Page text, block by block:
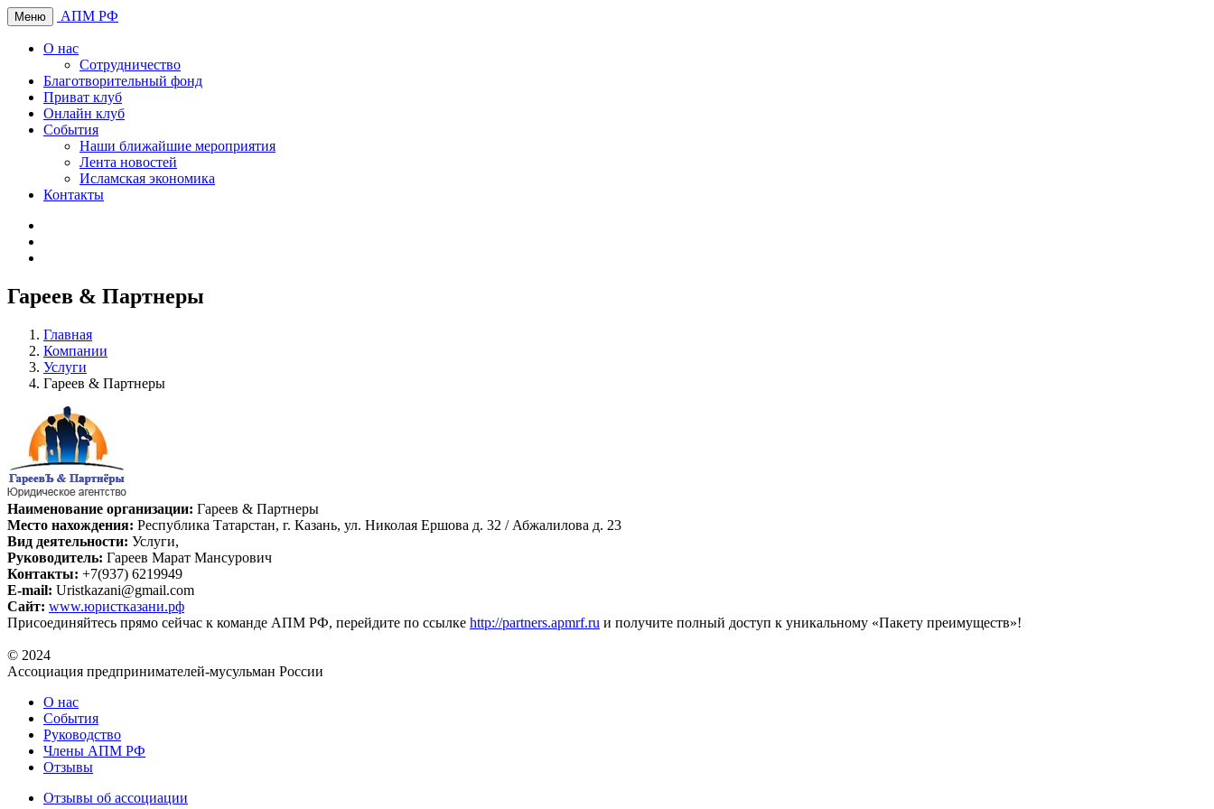
Меню АПМ РФ
О нас
Сотрудничество
Благотворительный фонд
Приват клуб
Онлайн клуб
События
Наши ближайшие мероприятия
Лента новостей
Исламская экономика
Контакты
Гареев & Партнеры
Главная
Компании
Услуги
Гареев & Партнеры
Наименование организации: Гареев & Партнеры
Место нахождения: Республика Татарстан, г. Казань, ул. Николая Ершова д. 32 / Абжалилова д. 23
Вид деятельности: Услуги,
Руководитель: Гареев Марат Мансурович
Контакты: +7(937) 6219949
E-mail: Uristkazani@gmail.com
Сайт: www.юристказани.рф
Присоединяйтесь прямо сейчас к команде АПМ РФ, перейдите по ссылке http://partners.apmrf.ru и получите полный доступ к уникальному «Пакету преимуществ»!
© 2024
Ассоциация предпринимателей-мусульман России
О нас
События
Руководство
Члены АПМ РФ
Отзывы
Отзывы об ассоциации